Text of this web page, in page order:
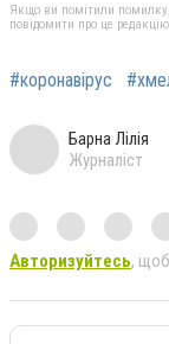
Якщо ви помітили помилку,
повідомити про це редакцію
#коронавірус
Барна Лілія
Журналіст
Авторизуйтесь,